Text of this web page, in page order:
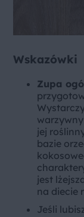
Wskazówki
Zupa
jej
bazie
jest
na diecie
Jeśli